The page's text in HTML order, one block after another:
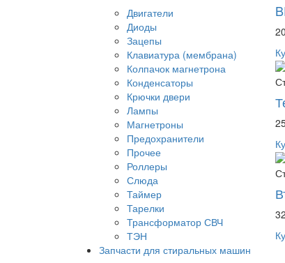
Двигатели
Диоды
Зацепы
Клавиатура (мембрана)
Колпачок магнетрона
Конденсаторы
Крючки двери
Лампы
Магнетроны
Предохранители
Прочее
Роллеры
Слюда
Таймер
Тарелки
Трансформатор СВЧ
ТЭН
Запчасти для стиральных машин